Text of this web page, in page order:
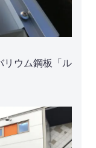
リウム鋼板「ル